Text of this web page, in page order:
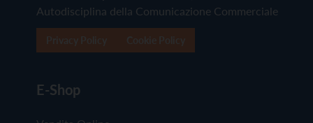
Autodisciplina della Comunicazione Commerciale
E-Shop